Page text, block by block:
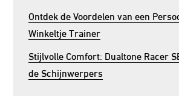
Ontdek de Voordelen van een
Winkeltje Trainer
Stijlvolle Comfort: Dualtone Racer
de Schijnwerpers